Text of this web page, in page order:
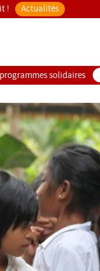
solidaires
! Actualités